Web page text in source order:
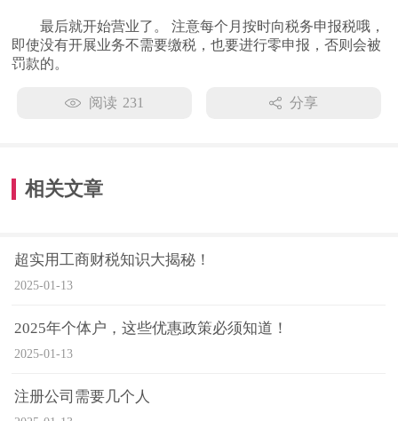
最后就开始营业了。 注意每个月按时向税务申报税哦，
即使没有开展业务不需要缴税，也要进行零申报，否则会被
罚款的。
阅读 231 分享
相关文章
超实用工商财税知识大揭秘！
2025-01-13
2025年个体户，这些优惠政策必须知道！
2025-01-13
注册公司需要几个人